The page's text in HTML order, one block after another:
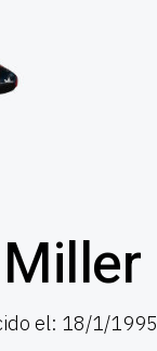
el: 18/1/1995